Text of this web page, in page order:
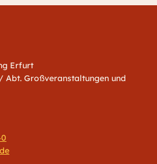
Erfurt
Großveranstaltungen und